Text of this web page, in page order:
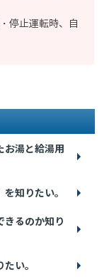
停止運転時、自
お湯と給湯用
知りたい。
きるのか知り
い。